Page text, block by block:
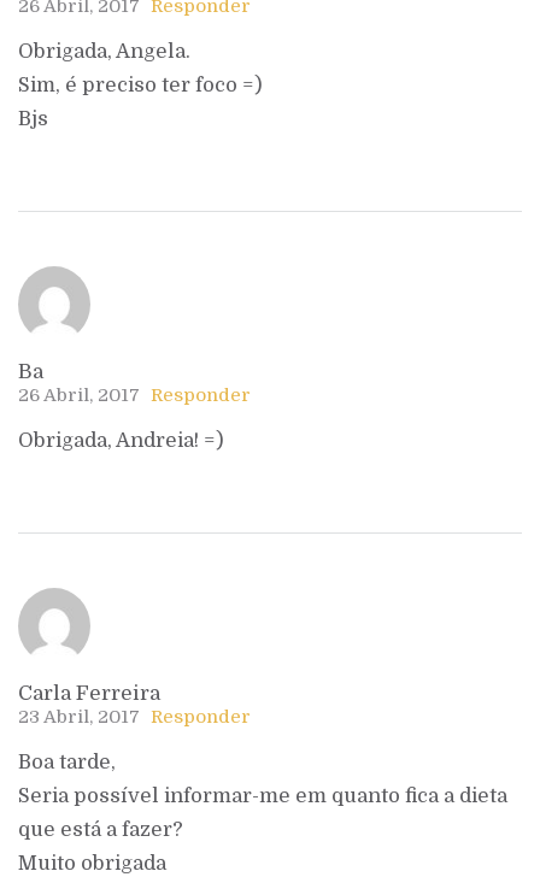
26 Abril, 2017 Responder
Obrigada, Angela.
Sim, é preciso ter foco =)
Bjs
Ba
26 Abril, 2017 Responder
Obrigada, Andreia! =)
Carla Ferreira
23 Abril, 2017 Responder
Boa tarde,
Seria possível informar-me em quanto fica a dieta
que está a fazer?
Muito obrigada